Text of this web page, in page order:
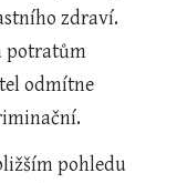
zdraví.
potratům
odmítne
pohledu